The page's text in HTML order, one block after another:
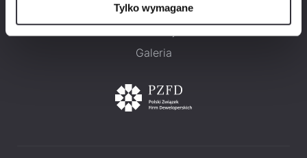
Tylko wymagane
O projekcie
Galeria